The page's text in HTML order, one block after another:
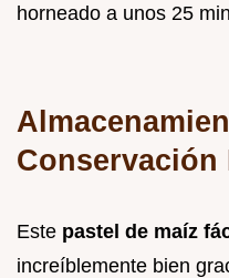
horneado a unos 25
Conservación
Este pastel de maíz
increíblemente bien